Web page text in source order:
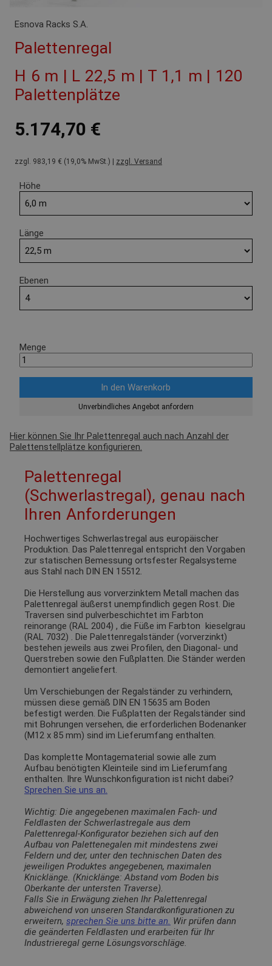
Esnova Racks S.A.
Palettenregal
H 6 m | L 22,5 m | T 1,1 m | 120
Palettenplätze
5.174,70 €
zzgl. 983,19 € (19,0% MwSt.) | zzgl. Versand
Höhe
Länge
Ebenen
Menge
Unverbindliches Angebot anfordern
Hier können Sie Ihr Palettenregal auch nach Anzahl der
Palettenstellplätze konfigurieren.
Palettenregal
(Schwerlastregal), genau nach
Ihren Anforderungen
Hochwertiges Schwerlastregal aus europäischer
Produktion. Das Palettenregal entspricht den Vorgaben
zur statischen Bemessung ortsfester Regalsysteme
aus Stahl nach DIN EN 15512.
Die Herstellung aus vorverzinktem Metall machen das
Palettenregal äußerst unempfindlich gegen Rost. Die
Traversen sind pulverbeschichtet im Farbton
reinorange (RAL 2004) , die Füße im Farbton
kieselgrau
(RAL 7032) . Die Palettenregalständer (vorverzinkt)
bestehen jeweils aus zwei Profilen, den Diagonal- und
Querstreben sowie den Fußplatten. Die Ständer werden
demontiert angeliefert.
Um Verschiebungen der Regalständer zu verhindern,
müssen diese gemäß DIN EN 15635 am Boden
befestigt werden. Die Fußplatten der Regalständer sind
mit Bohrungen versehen, die erforderlichen Bodenanker
(M12 x 85 mm) sind im Lieferumfang enthalten.
Das komplette Montagematerial sowie alle zum
Aufbau benötigten Kleinteile sind im Lieferumfang
enthalten. Ihre Wunschkonfiguration ist nicht dabei?
Sprechen Sie uns an.
Wichtig: Die angegebenen maximalen Fach- und
Feldlasten der Schwerlastregale aus dem
Palettenregal-Konfigurator beziehen sich auf den
Aufbau von Palettenegalen mit mindestens zwei
Feldern und der, unter den technischen Daten des
jeweiligen Produktes angegebenen, maximalen
Knicklänge. (Knicklänge: Abstand vom Boden bis
Oberkante der untersten Traverse).
Falls Sie in Erwägung ziehen Ihr Palettenregal
abweichend von unseren Standardkonfigurationen zu
erweitern, sprechen Sie uns bitte an. Wir prüfen dann
die geänderten Feldlasten und erarbeiten für Ihr
Industrieregal gerne Lösungsvorschläge.